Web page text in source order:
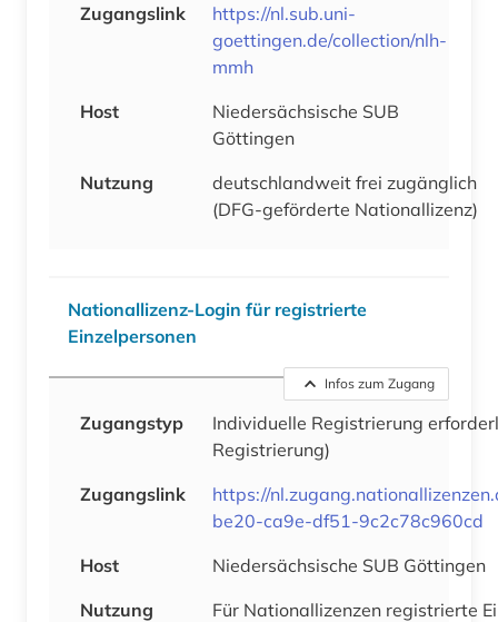
Zugangslink
https://nl.sub.uni-
goettingen.de/collection/nlh-
mmh
Host
Niedersächsische SUB
Göttingen
Nutzung
deutschlandweit frei zugänglich
(DFG-geförderte Nationallizenz)
Nationallizenz-Login für registrierte
Einzelpersonen
Infos zum Zugang
Zugangstyp
Individuelle Registrierung
Registrierung)
Zugangslink
https://
be20-ca9e-df51-9c2c78c960cd
Host
Niedersächsische SUB Göttingen
Nutzung
Für Nationallizenzen registrierte